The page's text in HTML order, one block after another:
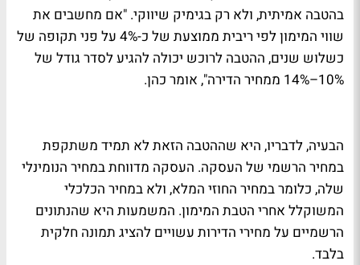
בהטבה אמיתית, ולא רק בגימיק שיווקי. "אם מחשבים את
שווי המימון לפי ריבית ממוצעת של כ-4% על פני תקופה של
כשלוש שנים, ההטבה לרוכש יכולה להגיע לסדר גודל של
10%–14% ממחיר הדירה", אומר כהן.
הבעיה, לדבריו, היא שההטבה הזאת לא תמיד משתקפת
במחיר הרשמי של העסקה. העסקה מדווחת במחיר הנומינלי
שלה, כלומר במחיר החוזי המלא, ולא במחיר הכלכלי
המשוקלל אחרי הטבת המימון. המשמעות היא שהנתונים
הרשמיים על מחירי הדירות עשויים להציג תמונה חלקית
בלבד.